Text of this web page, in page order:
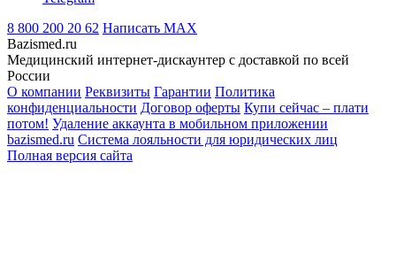
8 800 200 20 62 Написать MAX
Bazismed.ru
Медицинский интернет-дискаунтер с доставкой по всей
России
О компании Реквизиты Гарантии Политика
конфиденциальности Договор оферты Купи сейчас – плати
потом! Удаление аккаунта в мобильном приложении
bazismed.ru Система лояльности для юридических лиц
Полная версия сайта